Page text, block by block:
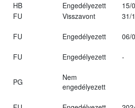
HB Engedélyezett
15/
FU Visszavont
31/
FU Engedélyezett 06/
FU Engedélyezett
-
PG
Nem
engedélyezett